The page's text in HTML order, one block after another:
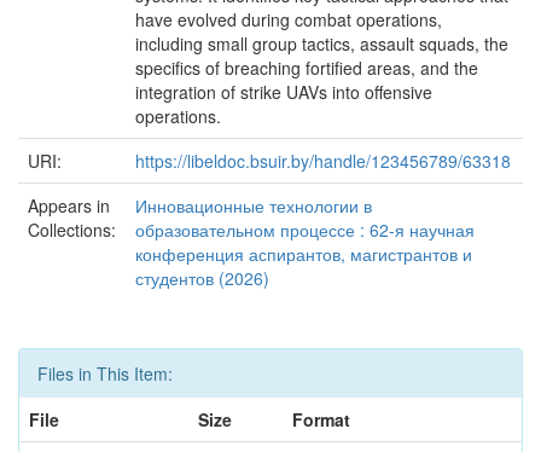
have evolved during combat operations,
including small group tactics, assault squads, the
specifics of breaching fortified areas, and the
integration of strike UAVs into offensive
operations.
URI:
https://libeldoc.bsuir.by/handle/123456789/63318
Appears in
Collections:
Инновационные технологии в
образовательном процессе : 62-я научная
конференция аспирантов, магистрантов и
студентов (2026)
Files in This Item:
File
Size Format